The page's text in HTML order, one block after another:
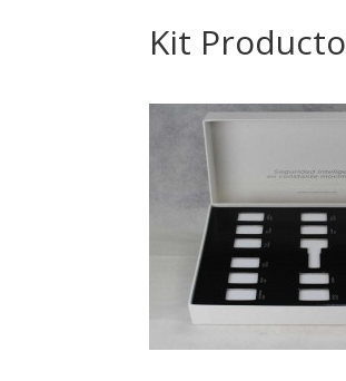
Kit Producto